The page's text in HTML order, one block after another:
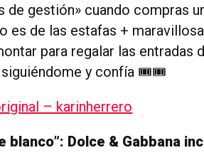
de gestión» cuando compras
es de las estafas +
para regalar las entradas
siguiéndome y confía 🎟🎟
– karinherrero
blanco”: Dolce & Gabbana